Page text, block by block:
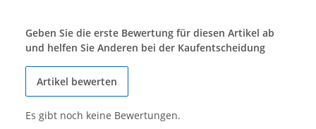
Geben Sie die erste Bewertung für diesen Artikel ab
und helfen Sie Anderen bei der Kaufentscheidung
Artikel bewerten
Es gibt noch keine Bewertungen.